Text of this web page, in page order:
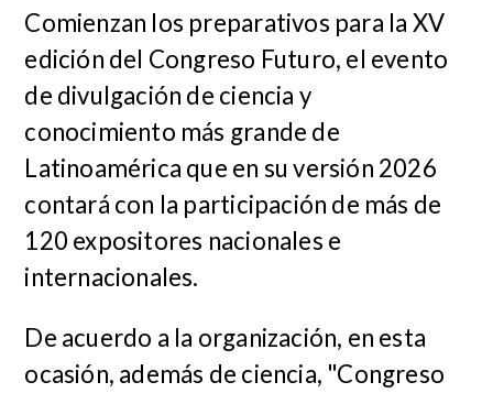
Comienzan los preparativos para la XV
edición del Congreso Futuro, el evento
de divulgación de ciencia y
conocimiento más grande de
Latinoamérica que en su versión 2026
contará con la participación de más de
120 expositores nacionales e
internacionales.
De acuerdo a la organización, en esta
ocasión, además de ciencia, "Congreso